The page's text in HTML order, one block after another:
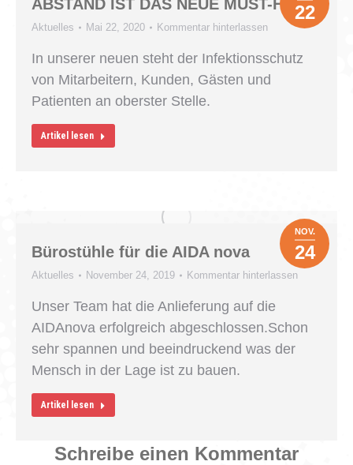
22
ABSTAND IST DAS NEUE MUST-HAVE.
Aktuelles Mai 22, 2020 Kommentar hinterlassen
In unserer neuen steht der Infektionsschutz
von Mitarbeitern, Kunden, Gästen und
Patienten an oberster Stelle.
Artikel lesen
NOV.
24
Bürostühle für die AIDA nova
Aktuelles November 24, 2019 Kommentar hinterlassen
Unser Team hat die Anlieferung auf die
AIDAnova erfolgreich abgeschlossen.Schon
sehr spannen und beeindruckend was der
Mensch in der Lage ist zu bauen.
Artikel lesen
Schreibe einen Kommentar